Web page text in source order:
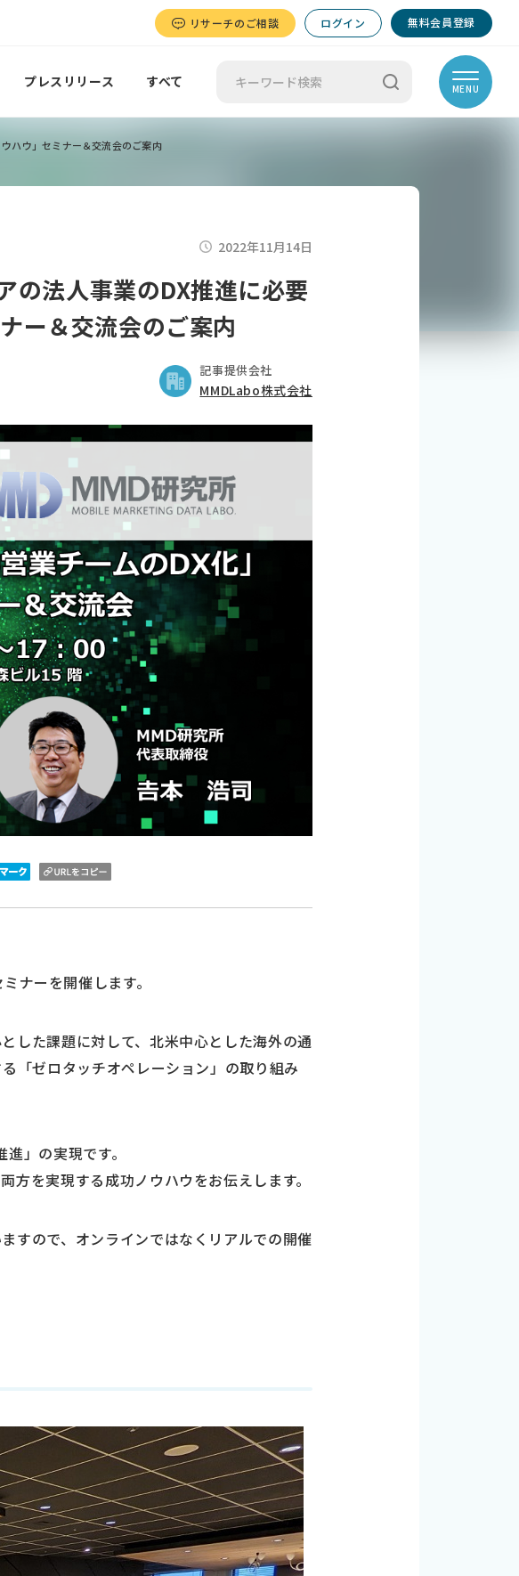
リサーチのご相談 ログイン 無料会員登録
プレスリリース すべて MENU
ハウ」セミナー＆交流会のご案内
2022年11月14日
法人事業のDX推進に必要
ー＆交流会のご案内
記事提供会社
MMDLabo株式会社
ナーを開催します。
した課題に対して、北米中心とした海外の通
「ゼロタッチオペレーション」の取り組み
」の実現です。
を実現する成功ノウハウをお伝えします。
すので、オンラインではなくリアルでの開催